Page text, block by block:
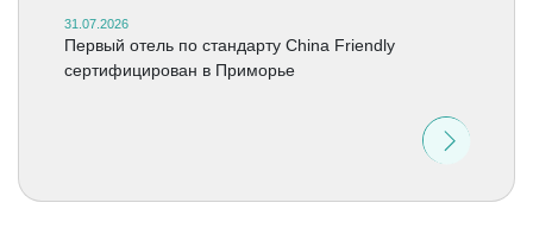
31.07.2026
Первый отель по стандарту China Friendly
сертифицирован в Приморье